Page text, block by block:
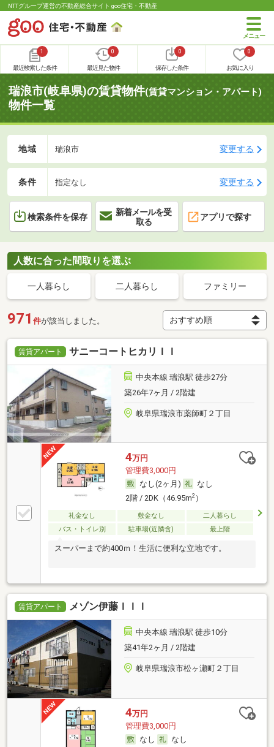
NTTグループ運営の不動産総合サイト goo住宅・不動産
1
最近検索した条件
0
最近見た物件
0
保存した条件
0
お気に入り
瑞浪市(岐阜県)の賃貸物件(賃貸マンション・アパート)
物件一覧
地域 瑞浪市 変更する
条件 指定なし 変更する
検索条件を保存
新着メールを受
取る
アプリで探す
人数に合った間取りを選ぶ
一人暮らし 二人暮らし ファミリー
971 件が該当しました。
賃貸アパート サニーコートヒカリＩＩ
中央本線 瑞浪駅 徒歩27分
築26年7ヶ月 / 2階建
岐阜県瑞浪市薬師町２丁目
4万円
管理費3,000円
なし(2ヶ月)
なし
2階 / 2DK（46.95m2）
礼金なし 敷金なし
二人暮らし
バス・トイレ別
駐車場(近隣含) 最上階
スーパーまで約400ｍ！生活に便利な立地です。
賃貸アパート メゾン伊藤ＩＩＩ
中央本線 瑞浪駅 徒歩10分
築41年2ヶ月 / 2階建
岐阜県瑞浪市松ヶ瀬町２丁目
4万円
管理費3,000円
なし
なし